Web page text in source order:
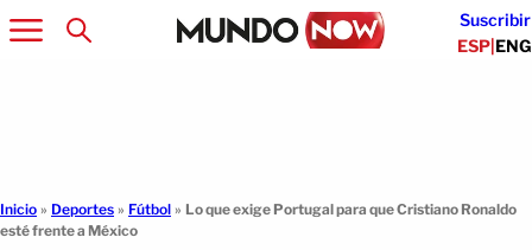
Suscribir
ESP|ENG
Inicio » Deportes » Fútbol » Lo que exige Portugal para que Cristiano Ronaldo
esté frente a México